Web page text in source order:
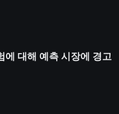
에 대해 예측 시장에 경고